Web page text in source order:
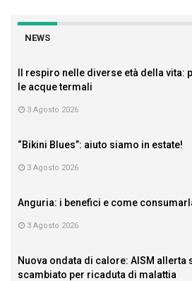
NEWS
Il respiro nelle diverse età della vita:
le acque termali
3 Agosto 2026
“Bikini Blues”: aiuto siamo in estate!
3 Agosto 2026
Anguria: i benefici e come
3 Agosto 2026
Nuova ondata di calore: AISM allerta
scambiato per ricaduta di malattia